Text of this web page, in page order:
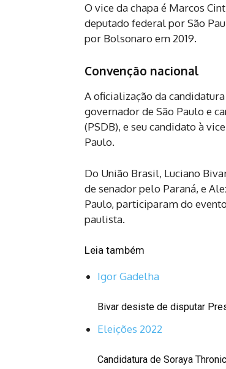
O vice da chapa é Marcos
deputado federal por São
por Bolsonaro em 2019.
Convenção nacional
A oficialização da
governador de São Paulo e
(PSDB), e seu candidato à
Paulo.
Do União Brasil, Luciano
de senador pelo Paraná, e
Paulo, participaram do
paulista.
Leia também
Igor Gadelha
Bivar desiste de disputar
Eleições 2022
Candidatura de Soraya